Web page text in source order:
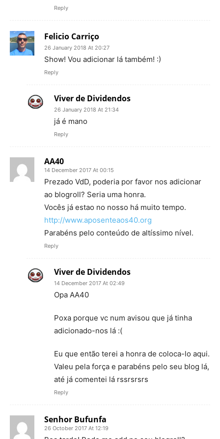
Reply
Felicio Carriço
26 January 2018 At 20:27
Show! Vou adicionar lá também! :)
Reply
Viver de Dividendos
26 January 2018 At 21:34
já é mano
Reply
AA40
14 December 2017 At 00:15
Prezado VdD, poderia por favor nos adicionar
ao blogroll? Seria uma honra.
Vocês já estao no nosso há muito tempo.
http://www.aposenteaos40.org
Parabéns pelo conteúdo de altíssimo nível.
Reply
Viver de Dividendos
14 December 2017 At 02:49
Opa AA40
Poxa porque vc num avisou que já tinha
adicionado-nos lá :(
Eu que então terei a honra de coloca-lo aqui.
Valeu pela força e parabéns pelo seu blog lá,
até já comentei lá rssrsrsrs
Reply
Senhor Bufunfa
26 October 2017 At 12:19